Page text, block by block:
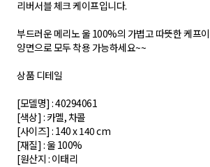
리버서블 체크 케이프입니다.
부드러운 메리노 울 100%의 가볍고 따뜻한 케프
양면으로 모두 착용 가능하세요~~
상품 디테일
[모델명] : 40294061
[색상] : 카멜, 차콜
[사이즈] : 140 x 140 cm
[재질] : 울 100%
[원산지 : 이태리